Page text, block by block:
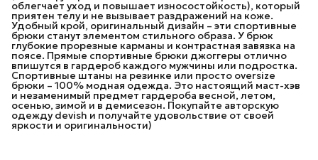
облегчает уход и повышает износостойкость), который
приятен телу и не вызывает раздражений на коже.
Удобный крой, оригинальный дизайн – эти спортивные
брюки станут элементом стильного образа. У брюк
глубокие прорезные карманы и контрастная завязка на
поясе. Прямые спортивные брюки джоггеры отлично
впишутся в гардероб каждого мужчины или подростка.
Спортивные штаны на резинке или просто oversize
брюки – 100% модная одежда. Это настоящий маст-хэв
и незаменимый предмет гардероба весной, летом,
осенью, зимой и в демисезон. Покупайте авторскую
одежду devish и получайте удовольствие от своей
яркости и оригинальности)